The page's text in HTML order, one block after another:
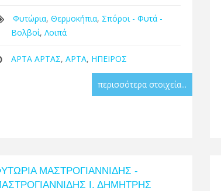
Φυτώρια, Θερμοκήπια, Σπόροι - Φυτά -
Βολβοί, Λοιπά
ΑΡΤΑ ΑΡΤΑΣ, ΑΡΤΑ, ΗΠΕΙΡΟΣ
περισσότερα στοιχεία...
ΜΑΣΤΡΟΓΙΑΝΝΙΔΗΣ -
Ι. ΔΗΜΗΤΡΗΣ